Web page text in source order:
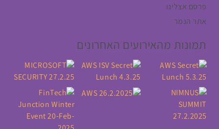
פרסם אצלינו
אתר הנמר
תמונות מהאירועים האחרונים